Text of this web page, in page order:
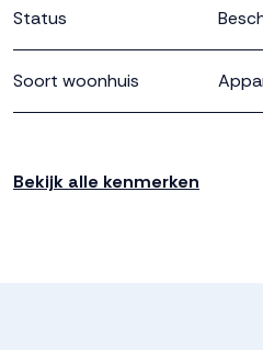
Onzerzijds wordt echter
aanvaard voor enige
anderszins, dan wel de
opgegeven maten en
Status
Soort woonhuis
Bekijk alle kenmerken